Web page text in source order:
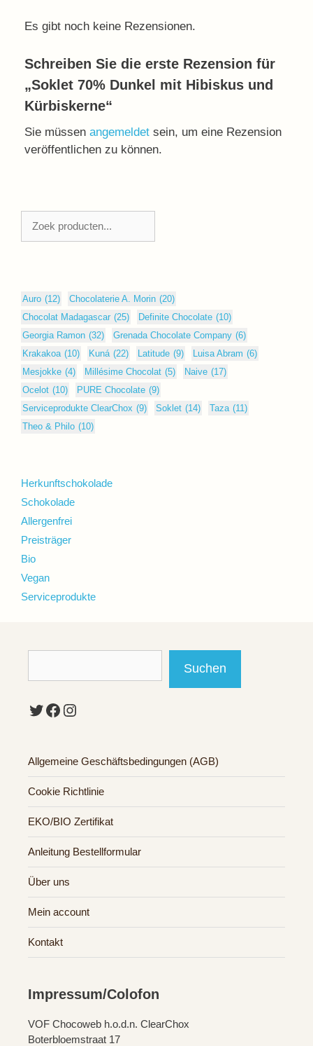
Es gibt noch keine Rezensionen.
Schreiben Sie die erste Rezension für
„Soklet 70% Dunkel mit Hibiskus und
Kürbiskerne“
Sie müssen angemeldet sein, um eine Rezension
veröffentlichen zu können.
Auro (12) Chocolaterie A. Morin (20)
Chocolat Madagascar (25) Definite Chocolate (10)
Georgia Ramon (32) Grenada Chocolate Company (6)
Krakakoa (10) Kuná (22) Latitude (9) Luisa Abram (6)
Mesjokke (4) Millésime Chocolat (5) Naive (17)
Ocelot (10) PURE Chocolate (9)
Serviceprodukte ClearChox (9) Soklet (14) Taza (11)
Theo & Philo (10)
Herkunftschokolade
Schokolade
Allergenfrei
Preisträger
Bio
Vegan
Serviceprodukte
Suchen
Twitter
Facebook
Instagram
Allgemeine Geschäftsbedingungen (AGB)
Cookie Richtlinie
EKO/BIO Zertifikat
Anleitung Bestellformular
Über uns
Mein account
Kontakt
Impressum/Colofon
VOF Chocoweb h.o.d.n. ClearChox
Boterbloemstraat 17